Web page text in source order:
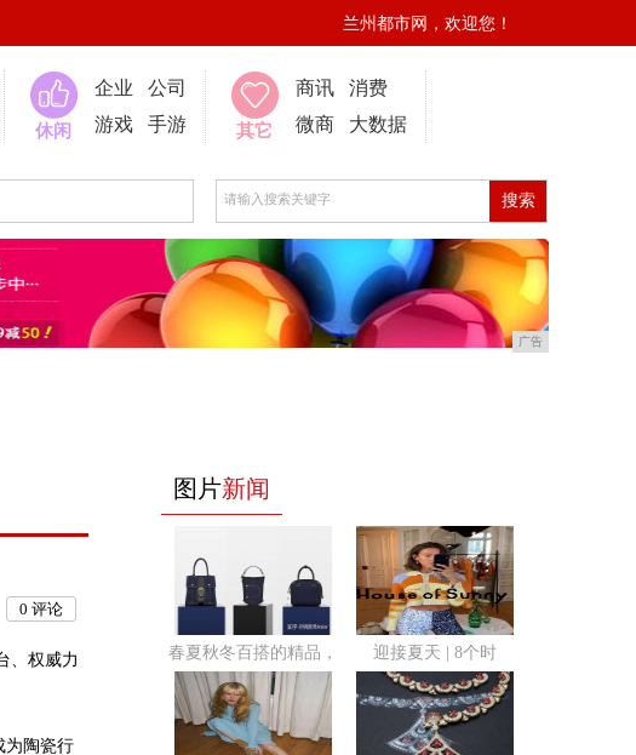
兰州都市网，欢迎您！
休闲
企业
公司
游戏
手游 其它
商讯
消费
微商
大数据
广告
0 评论
、权威力
为陶瓷行
图片新闻
春夏秋冬百搭的精品， 迎接夏天 | 8个时